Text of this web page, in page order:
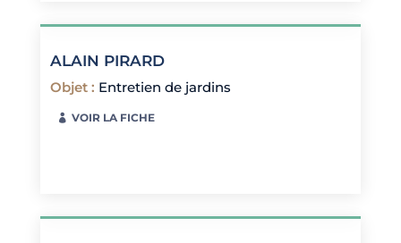
ALAIN PIRARD
Objet : Entretien de jardins
VOIR LA FICHE